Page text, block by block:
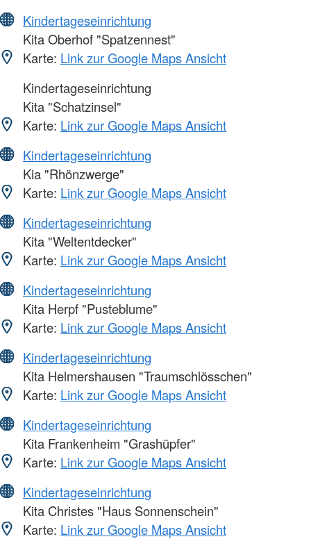
Kindertageseinrichtung
Kita Oberhof "Spatzennest"
Karte: Link zur Google Maps Ansicht
Kindertageseinrichtung
Kita "Schatzinsel"
Karte: Link zur Google Maps Ansicht
Kindertageseinrichtung
Kia "Rhönzwerge"
Karte: Link zur Google Maps Ansicht
Kindertageseinrichtung
Kita "Weltentdecker"
Karte: Link zur Google Maps Ansicht
Kindertageseinrichtung
Kita Herpf "Pusteblume"
Karte: Link zur Google Maps Ansicht
Kindertageseinrichtung
Kita Helmershausen "Traumschlösschen"
Karte: Link zur Google Maps Ansicht
Kindertageseinrichtung
Kita Frankenheim "Grashüpfer"
Karte: Link zur Google Maps Ansicht
Kindertageseinrichtung
Kita Christes "Haus Sonnenschein"
Karte: Link zur Google Maps Ansicht